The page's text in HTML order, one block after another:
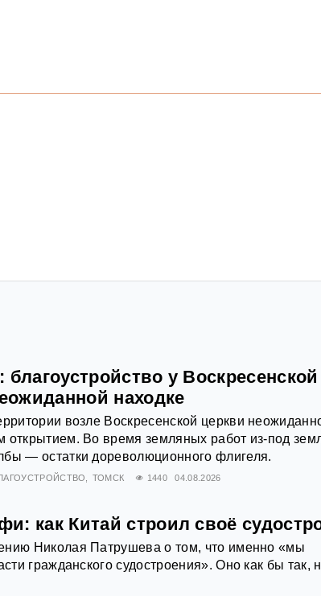
у Воскресенской
находке
возле Воскресенской церкви
открытием. Во время земляных работ из-под
— остатки дореволюционного флигеля.
ТОМСК 1440 04.08.2026
как Китай строил своё
Николая Патрушева о том, что именно «мы
гражданского судостроения». Оно как бы так,